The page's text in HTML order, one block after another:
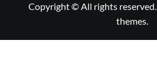
Copyright © All rights reserved.
themes.